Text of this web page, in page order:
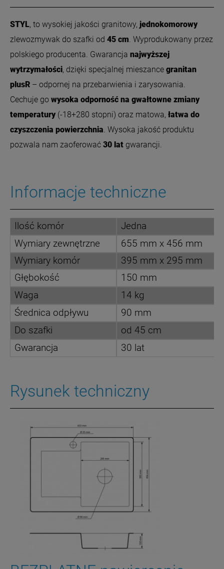
STYL, to wysokiej jakości granitowy, jednokomorowy
zlewozmywak do szafki od 45 cm . Wyprodukowany przez
polskiego producenta. Gwarancja najwyższej
wytrzymałości, dzięki specjalnej mieszance granitan
plusR – odpornej na przebarwienia i zarysowania.
Cechuje go wysoka odporność na gwałtowne zmiany
temperatury (-18+280 stopni) oraz matowa, łatwa do
czyszczenia powierzchnia Wysoka jakość produktu
pozwala nam zaoferować 30 lat gwarancji.
Informacje techniczne
Ilość komór
Jedna
Wymiary zewnętrzne
655 mm x 456 mm
Wymiary komór
395 mm x 295 mm
Głębokość
150 mm
Waga
14 kg
Średnica odpływu
90 mm
Do szafki
od 45 cm
Gwarancja
30 lat
Rysunek techniczny